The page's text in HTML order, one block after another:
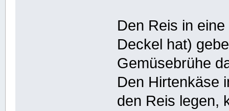
Den Reis in
Deckel hat)
Gemüsebrühe
Den Hirtenkäse
den Reis legen,